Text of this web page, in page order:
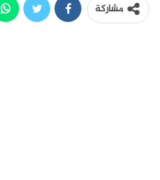
مشاركة